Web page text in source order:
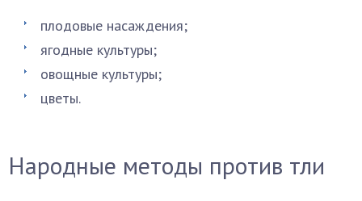
плодовые насаждения;
ягодные культуры;
овощные культуры;
цветы.
Народные методы против тли